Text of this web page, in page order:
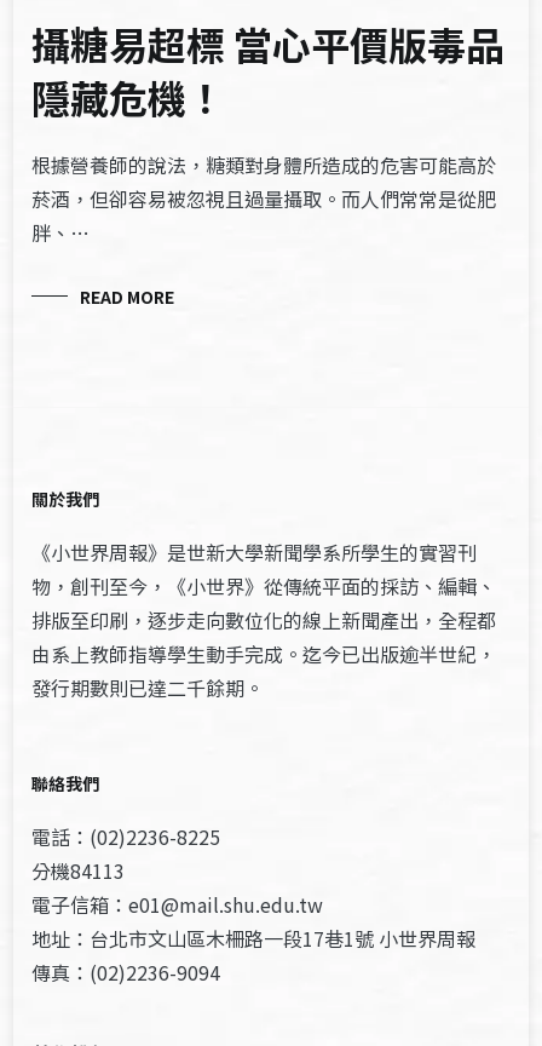
攝糖易超標 當心平價版毒品
隱藏危機！
根據營養師的說法，糖類對身體所造成的危害可能高於
菸酒，但卻容易被忽視且過量攝取。而人們常常是從肥
胖、…
READ MORE
關於我們
《小世界周報》是世新大學新聞學系所學生的實習刊
物，創刊至今，《小世界》從傳統平面的採訪、編輯、
排版至印刷，逐步走向數位化的線上新聞產出，全程都
由系上教師指導學生動手完成。迄今已出版逾半世紀，
發行期數則已達二千餘期。
聯絡我們
電話：(02)2236-8225
分機84113
電子信箱：e01@mail.shu.edu.tw
地址：台北市文山區木柵路一段17巷1號 小世界周報
傳真：(02)2236-9094